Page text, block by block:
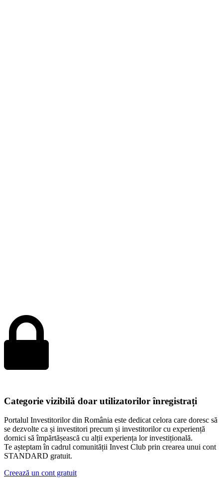
Categorie vizibilă doar utilizatorilor înregistrați
Portalul Investitorilor din România este dedicat celora care doresc să
se dezvolte ca și investitori precum și investitorilor cu experiență
dornici să împărtășească cu alții experiența lor investițională.
Te așteptam în cadrul comunității Invest Club prin crearea unui cont
STANDARD gratuit.
Creează un cont gratuit